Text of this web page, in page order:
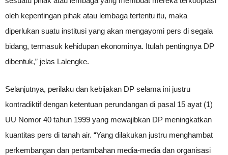
oleh kepentingan pihak atau lembaga tertentu itu, maka
diperlukan suatu institusi yang akan mengayomi pers di segala
bidang, termasuk kehidupan ekonominya. Itulah pentingnya DP
dibentuk,” jelas Lalengke.
Selanjutnya, perilaku dan kebijakan DP selama ini justru
kontradiktif dengan ketentuan perundangan di pasal 15 ayat (1)
UU Nomor 40 tahun 1999 yang mewajibkan DP meningkatkan
kuantitas pers di tanah air. “Yang dilakukan justru menghambat
perkembangan dan pertambahan media-media dan organisasi